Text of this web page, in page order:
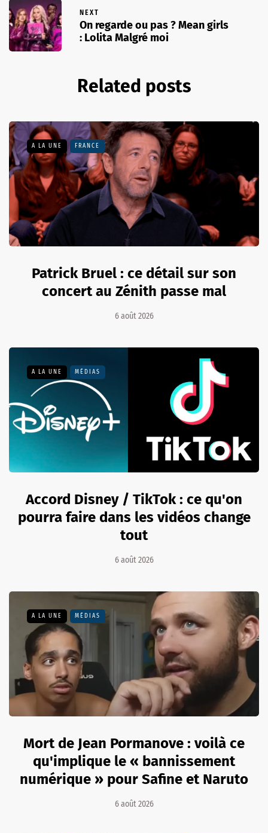
NEXT
On regarde ou pas ? Mean girls
: Lolita Malgré moi
Related posts
A LA UNE FRANCE
Patrick Bruel : ce détail sur son
concert au Zénith passe mal
6 août 2026
A LA UNE MÉDIAS
Accord Disney / TikTok : ce qu'on
pourra faire dans les vidéos change
tout
6 août 2026
A LA UNE MÉDIAS
Mort de Jean Pormanove : voilà ce
qu'implique le « bannissement
numérique » pour Safine et Naruto
6 août 2026